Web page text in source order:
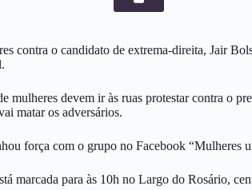
contra o candidato de extrema-direita, Jair
mulheres devem ir às ruas protestar contra o
matar os adversários.
força com o grupo no Facebook
marcada para às 10h no Largo do Rosário,